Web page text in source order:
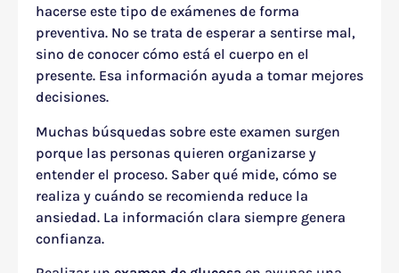
hacerse este tipo de exámenes de forma
preventiva. No se trata de esperar a sentirse mal,
sino de conocer cómo está el cuerpo en el
presente. Esa información ayuda a tomar mejores
decisiones.
Muchas búsquedas sobre este examen surgen
porque las personas quieren organizarse y
entender el proceso. Saber qué mide, cómo se
realiza y cuándo se recomienda reduce la
ansiedad. La información clara siempre genera
confianza.